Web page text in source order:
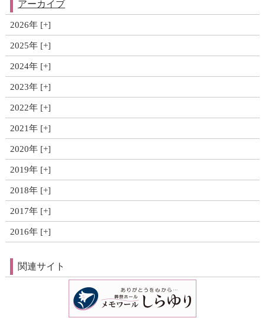
アーカイブ
2026年
2025年
2024年
2023年
2022年
2021年
2020年
2019年
2018年
2017年
2016年
関連サイト